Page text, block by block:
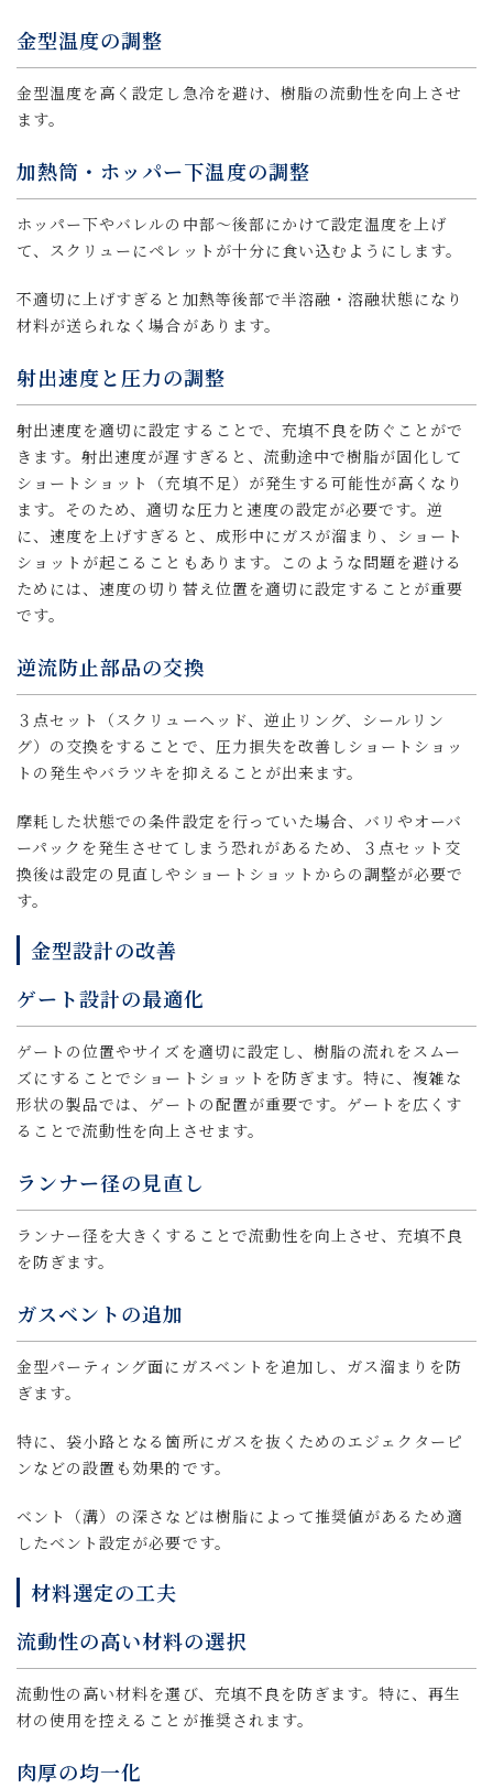
金型温度の調整
金型温度を高く設定し急冷を避け、樹脂の流動性を向上させ
ます。
加熱筒・ホッパー下温度の調整
ホッパー下やバレルの中部～後部にかけて設定温度を上げ
て、スクリューにペレットが十分に食い込むようにします。
不適切に上げすぎると加熱等後部で半溶融・溶融状態になり
材料が送られなく場合があります。
射出速度と圧力の調整
射出速度を適切に設定することで、充填不良を防ぐことがで
きます。射出速度が遅すぎると、流動途中で樹脂が固化して
ショートショット（充填不足）が発生する可能性が高くなり
ます。そのため、適切な圧力と速度の設定が必要です。逆
に、速度を上げすぎると、成形中にガスが溜まり、ショート
ショットが起こることもあります。このような問題を避ける
ためには、速度の切り替え位置を適切に設定することが重要
です。
逆流防止部品の交換
３点セット（スクリューヘッド、逆止リング、シールリン
グ）の交換をすることで、圧力損失を改善しショートショッ
トの発生やバラツキを抑えることが出来ます。
摩耗した状態での条件設定を行っていた場合、バリやオーバ
ーパックを発生させてしまう恐れがあるため、３点セット交
換後は設定の見直しやショートショットからの調整が必要で
す。
金型設計の改善
ゲート設計の最適化
ゲートの位置やサイズを適切に設定し、樹脂の流れをスムー
ズにすることでショートショットを防ぎます。特に、複雑な
形状の製品では、ゲートの配置が重要です。ゲートを広くす
ることで流動性を向上させます。
ランナー径の見直し
ランナー径を大きくすることで流動性を向上させ、充填不良
を防ぎます。
ガスベントの追加
金型パーティング面にガスベントを追加し、ガス溜まりを防
ぎます。
特に、袋小路となる箇所にガスを抜くためのエジェクターピ
ンなどの設置も効果的です。
ベント（溝）の深さなどは樹脂によって推奨値があるため適
したベント設定が必要です。
材料選定の工夫
流動性の高い材料の選択
流動性の高い材料を選び、充填不良を防ぎます。特に、再生
材の使用を控えることが推奨されます。
肉厚の均一化